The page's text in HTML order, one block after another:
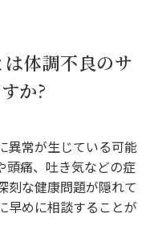
体調不良のサ
か?
異常が生じている可能
頭痛、吐き気などの症
刻な健康問題が隠れて
早めに相談することが